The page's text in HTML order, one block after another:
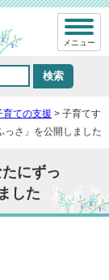
メニュー
育ての支援 > 子育てす
っさ」を公開しました
にずっ
した